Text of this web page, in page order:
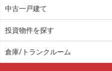
中古一戸建て
投資物件を探す
倉庫/トランクルーム